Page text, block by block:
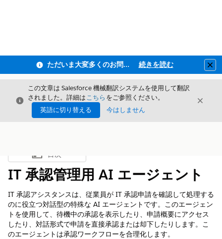
ただいま大変多くのお問い合わせをいただいており、ご連絡までにお時間を頂戴しております 続きを読む
閉じる
この文章は Salesforce 機械翻訳システムを使用して翻訳
されました。詳細はこちら をご参照ください。
英語に切り替える
今はしません
閉じる
目次を表示
目次
IT 承認管理用 AI エージェント
IT 承認アシスタンスは、従業員が IT 承認申請を確認して処理する
のに役立つ対話型の特殊な AI エージェントです。このエージェン
トを使用して、待機中の承認を表示したり、申請概要にアクセス
したり、対話形式で申請を直接承認または却下したりします。こ
のエージェントは承認ワークフローを合理化します。